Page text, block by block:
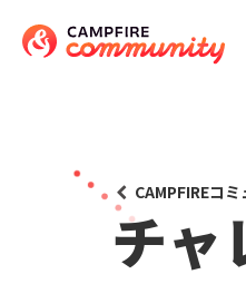
CAMPFIREコミ
チャ